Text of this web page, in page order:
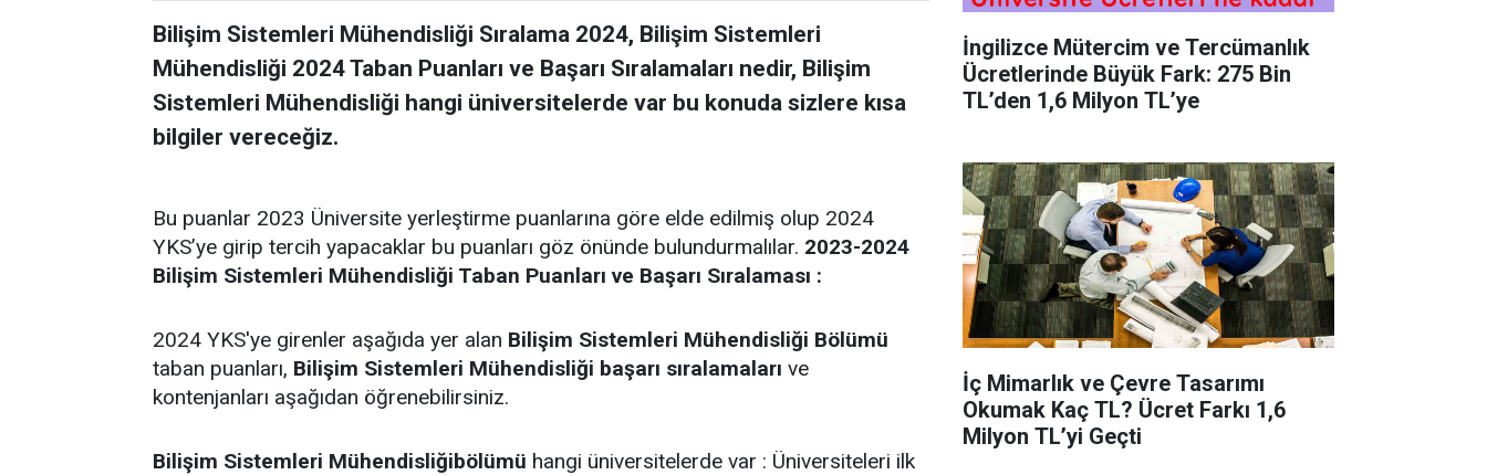
Bilişim Sistemleri Mühendisliği Sıralama 2024, Bilişim Sistemleri
Mühendisliği 2024 Taban Puanları ve Başarı Sıralamaları nedir, Bilişim
Sistemleri Mühendisliği hangi üniversitelerde var bu konuda sizlere kısa
bilgiler vereceğiz.
Bu puanlar 2023 Üniversite yerleştirme puanlarına göre elde edilmiş olup 2024
YKS’ye girip tercih yapacaklar bu puanları göz önünde bulundurmalılar. 2023-2024
Bilişim Sistemleri Mühendisliği Taban Puanları ve Başarı Sıralaması :
2024 YKS'ye girenler aşağıda yer alan Bilişim Sistemleri Mühendisliği Bölümü
taban puanları, Bilişim Sistemleri Mühendisliği başarı sıralamaları ve
kontenjanları aşağıdan öğrenebilirsiniz.
Bilişim Sistemleri Mühendisliğibölümü hangi üniversitelerde var : Üniversiteleri ilk
İngilizce Mütercim ve Tercümanlık
Ücretlerinde Büyük Fark: 275 Bin
TL’den 1,6 Milyon TL’ye
İç Mimarlık ve Çevre Tasarımı
Okumak Kaç TL? Ücret Farkı 1,6
Milyon TL’yi Geçti